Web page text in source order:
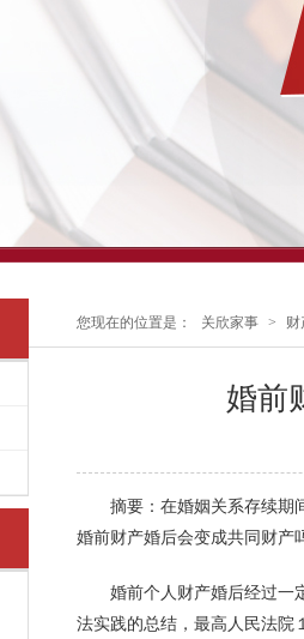
您现在的位置是： 关欣家事 > 财
婚前
摘要：在婚姻关系存续期间
婚前财产婚后会变成共同财产
婚前个人财产婚后经过一定
法实践的总结，最高人民法院